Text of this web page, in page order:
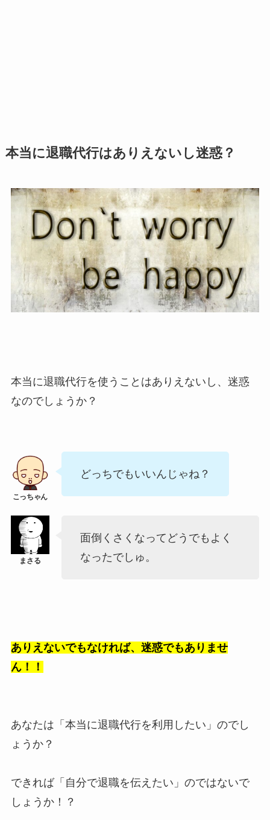
本当に退職代行はありえないし迷惑？
本当に退職代行を使うことはありえないし、迷惑
なのでしょうか？
どっちでもいいんじゃね？
面倒くさくなってどうでもよく
なったでしゅ。
ありえないでもなければ、迷惑でもありませ
ん！！
あなたは「本当に退職代行を利用したい」のでし
ょうか？
できれば「自分で退職を伝えたい」のではないで
しょうか！？